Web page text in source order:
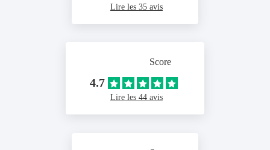
Lire les 35 avis
Score
4.7
Lire les 44 avis